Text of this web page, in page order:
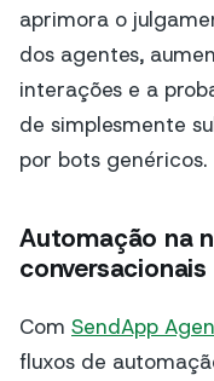
aprimora o
dos agentes,
interações e a
de simplesmente
por bots genéricos.
Automação na
Com SendApp
fluxos de